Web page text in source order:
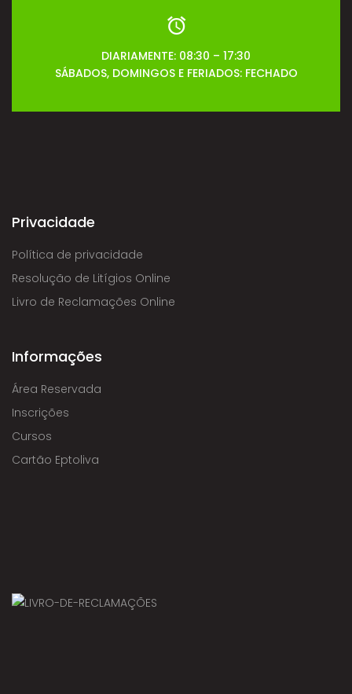
DIARIAMENTE: 08:30 – 17:30
SÁBADOS, DOMINGOS E FERIADOS: FECHADO
Privacidade
Política de privacidade
Resolução de Litígios Online
Livro de Reclamações Online
Informações
Área Reservada
Inscrições
Cursos
Cartão Eptoliva